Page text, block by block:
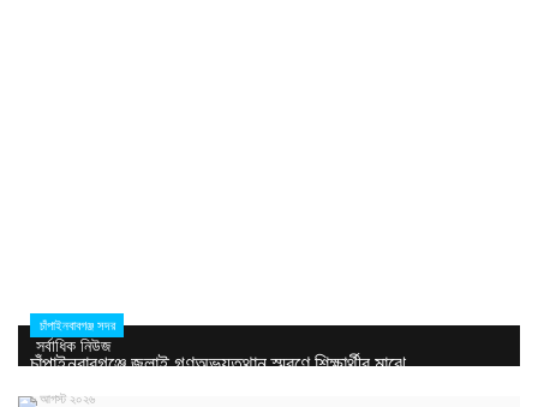
সর্বাধিক নিউজ
চাঁপাইনবাবগঞ্জ সদর
চাঁপাইনবাবগঞ্জে জুলাই গণঅভ্যুত্থান স্মরণে শিক্ষার্থীর মাঝে...
৬ আগস্ট ২০২৬